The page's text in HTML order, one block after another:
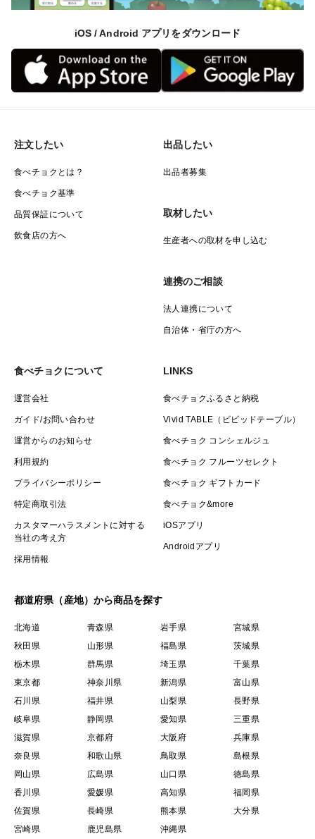
たちが素直に美味しいと言える野菜』現代の野菜では味
古代種ブランド野菜は化学肥料や農薬に頼らず、自然の
力で育っていくので野菜本来の風味や味わいは濃厚。
育つので。自然が与える恵みを余すことなく存分に吸い
ます！
自ら作ってみて分かったのですが、まさに本来の野菜の
味なんだなって✨
健康志向の方に大変人気で子供たちも自ら手を伸ばす美
ひ家族のために食べてみて欲しいです。
婚をし、身体と向き合うことになった4年前。
本当に安全な食べ物は何か、本当に心から満足して子供
達に食べさせれる野菜は何かを考えていたら、固定種と
とても味は濃く、ほとんどのお野菜が生で食べれて私自
育っていっています。
🥬星空ファーム古代種ブランド野菜の真価③🥬～日本一
の日照時間を誇る自然豊かな比類なき境地～
富士山、八ヶ岳、南アルプスの三つの雄大な山々に抱か
れる山梨県の中でも日本一の日照時間を誇る北杜市明野
村の大自然。
今では滅多に見る事が出来ないホタルが生息する場所で
iOS / Android アプリをダウンロード
注文したい
食べチョクとは？
食べチョク基準
品質保証について
飲食店の方へ
出品したい
出品者募集
取材したい
生産者への取材を申し込む
連携のご相談
法人連携について
自治体・省庁の方へ
食べチョクについて
運営会社
ガイド/お問い合わせ
運営からのお知らせ
利用規約
プライバシーポリシー
特定商取引法
カスタマーハラスメントに対する
当社の考え方
採用情報
LINKS
食べチョクふるさと納税
Vivid TABLE（ビビッドテーブル）
食べチョク コンシェルジュ
食べチョク フルーツセレクト
食べチョク ギフトカード
食べチョク&more
iOSアプリ
Androidアプリ
都道府県（産地）から商品を探す
北海道 青森県 岩手県
宮城県
秋田県
山形県 福島県
茨城県
栃木県
群馬県 埼玉県
千葉県
東京都
神奈川県 新潟県
富山県
石川県
福井県 山梨県
長野県
岐阜県
静岡県 愛知県
三重県
滋賀県
京都府 大阪府
兵庫県
奈良県
和歌山県 鳥取県
島根県
岡山県
広島県 山口県
徳島県
香川県
愛媛県 高知県
福岡県
佐賀県
長崎県 熊本県
大分県
宮崎県
鹿児島県 沖縄県